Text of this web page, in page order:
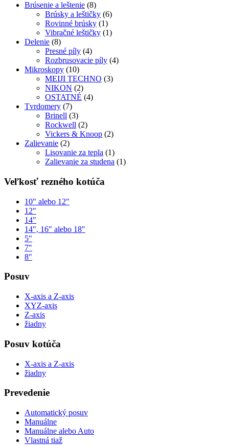
Brúsenie a leštenie (8)
Brúsky a leštičky (6)
Rovinné brúsky (1)
Vibračné leštičky (1)
Delenie (8)
Presné píly (4)
Rozbrusovacie píly (4)
Mikroskopy (10)
MEIJI TECHNO (3)
NIKON (2)
OSTATNÉ (4)
Tvrdomery (7)
Brinell (3)
Rockwell (2)
Vickers & Knoop (2)
Zalievanie (2)
Lisovanie za tepla (1)
Zalievanie za studena (1)
Veľkosť rezného kotúča
10" alebo 12"
12"
14"
14", 16" alebo 18"
5"
7"
8"
Posuv
X-axis a Z-axis
XYZ-axis
Z-axis
žiadny
Posuv kotúča
X-axis a Z-axis
žiadny
Prevedenie
Automatický posuv
Manuálne
Manuálne alebo Auto
Vlastná tiaž